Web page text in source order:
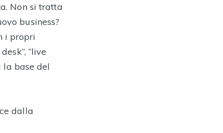
Non si tratta
business?
i propri
“live
la base del
dalla